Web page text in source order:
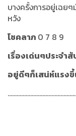
บางครั้งการอยู่เฉยๆ
หวัง
โชคลาภ 0 7 8 9
เรื่องเด่นๆประจำ
อยู่ดีๆก็เสน่ห์แรง